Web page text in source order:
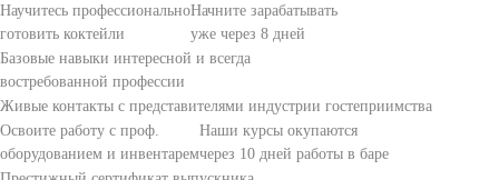
Научитесь профессионально
готовить коктейли
Начните зарабатывать
уже через 8 дней
Базовые навыки интересной и всегда
востребованной профессии
Живые контакты с представителями индустрии гостеприимства
Освоите работу с проф.
оборудованием и инвентарем
Наши курсы окупаются
через 10 дней работы в баре